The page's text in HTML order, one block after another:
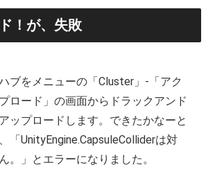
！が、失敗
ブをメニューの「Cluster」-「アク
ロード」の画面からドラックアンド
ップロードします。できたかなーと
「UnityEngine.CapsuleColliderは対
。」とエラーになりました。